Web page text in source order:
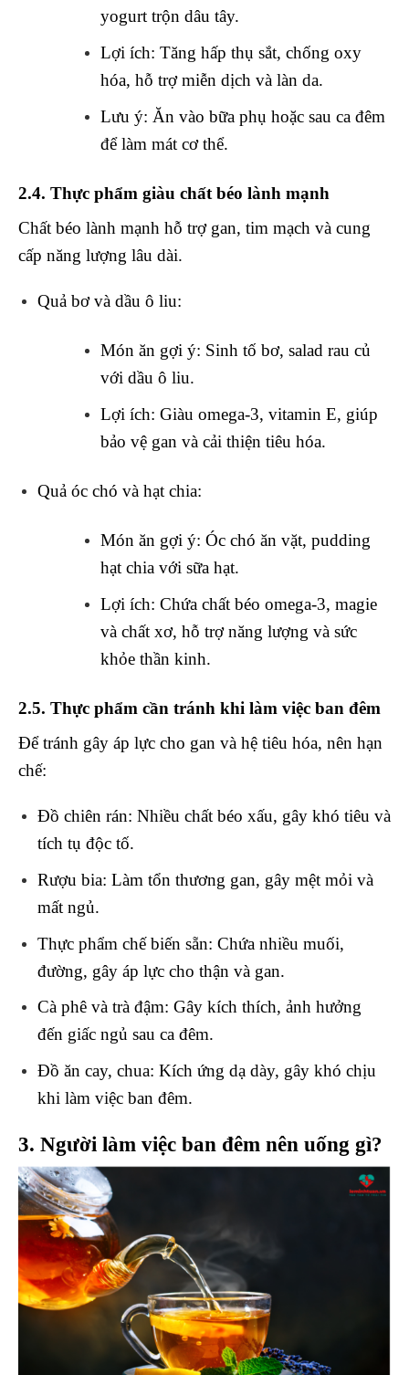
yogurt trộn dâu tây.
Lợi ích: Tăng hấp thụ sắt, chống oxy
hóa, hỗ trợ miễn dịch và làn da.
Lưu ý: Ăn vào bữa phụ hoặc sau ca đêm
để làm mát cơ thể.
2.4. Thực phẩm giàu chất béo lành mạnh
Chất béo lành mạnh hỗ trợ gan, tim mạch và cung
cấp năng lượng lâu dài.
Quả bơ và dầu ô liu:
Món ăn gợi ý: Sinh tố bơ, salad rau củ
với dầu ô liu.
Lợi ích: Giàu omega-3, vitamin E, giúp
bảo vệ gan và cải thiện tiêu hóa.
Quả óc chó và hạt chia:
Món ăn gợi ý: Óc chó ăn vặt, pudding
hạt chia với sữa hạt.
Lợi ích: Chứa chất béo omega-3, magie
và chất xơ, hỗ trợ năng lượng và sức
khỏe thần kinh.
2.5. Thực phẩm cần tránh khi làm việc ban đêm
Để tránh gây áp lực cho gan và hệ tiêu hóa, nên hạn
chế:
Đồ chiên rán: Nhiều chất béo xấu, gây khó tiêu và
tích tụ độc tố.
Rượu bia: Làm tổn thương gan, gây mệt mỏi và
mất ngủ.
Thực phẩm chế biến sẵn: Chứa nhiều muối,
đường, gây áp lực cho thận và gan.
Cà phê và trà đậm: Gây kích thích, ảnh hưởng
đến giấc ngủ sau ca đêm.
Đồ ăn cay, chua: Kích ứng dạ dày, gây khó chịu
khi làm việc ban đêm.
3. Người làm việc ban đêm nên uống gì?